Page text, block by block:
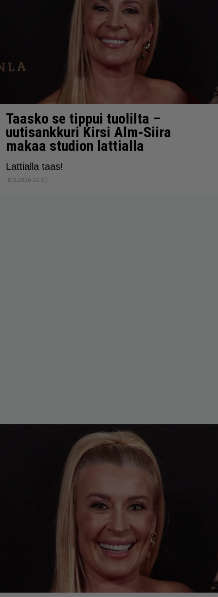
Taasko se tippui tuolilta –
uutisankkuri Kirsi Alm-Siira
makaa studion lattialla
Lattialla taas!
8.3.2026 22:10